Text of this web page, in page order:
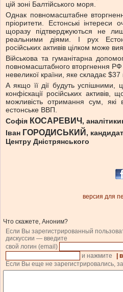
цій зоні Балтійського моря.
Однак повномасштабне
пріоритети. Естонські інтереси
щоразу підтверджуються не
реальними діями. І рух
російських активів цілком може
Військова та гуманітарна
повномасштабного вторгнення
невеликої країни, яке складає
А якщо її дії будуть успішними,
конфіскації російських
можливість отримання сум, які
естонське ВВП.
Софія КОСАРЕВИЧ ,
Іван ГОРОДИСЬКИЙ ,
Центру Дністрянського
версия для
Что скажете, Аноним?
Если Вы зарегистрированный
дискуссии — введите
свой логин (email)
и нажмите
|
Если Вы еще не зарегистрировались,